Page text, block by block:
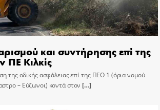
και συντήρησης επί της
ΠΕ Κιλκίς
της οδικής ασφάλειας επί της ΠΕΟ 1 (όρια νομού
– Εύζωνοι) κοντά στον […]